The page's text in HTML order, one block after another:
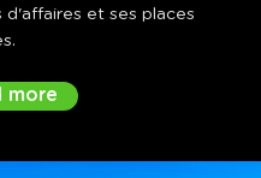
d'affaires et ses places
more